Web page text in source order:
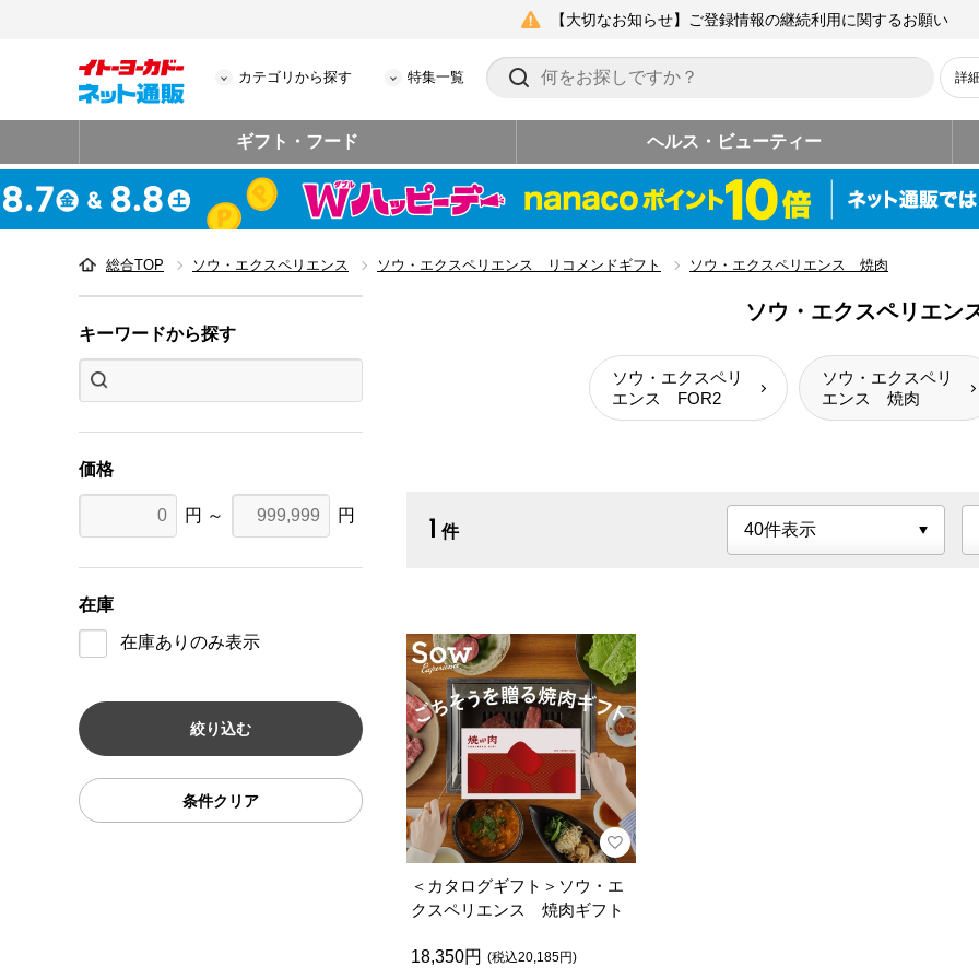
【大切なお知らせ】ご登録情報の継続利用に関するお願い
カテゴリから探す 特集一覧 詳
ギフト・フード ヘルス・ビューティー
総合TOP ソウ・エクスペリエンス ソウ・エクスペリエンス リコメンドギフト ソウ・エクスペリエンス 焼肉
キーワードから探す
価格
円 ～ 円
在庫
在庫ありのみ表示
条件クリア
ソウ・エクスペリエ
ソウ・エクスペリ
エンス FOR2
ソウ・エクスペリ
エンス 焼肉
1 件
＜カタログギフト＞ソウ・エ
クスペリエンス 焼肉ギフト
18,350円 (税込20,185円)